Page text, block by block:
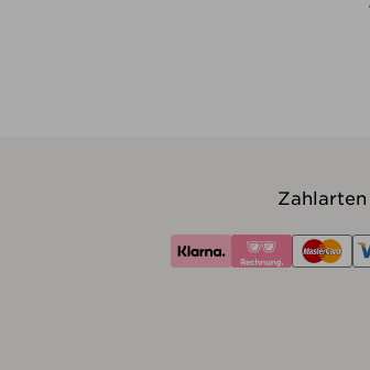
Zahlarten